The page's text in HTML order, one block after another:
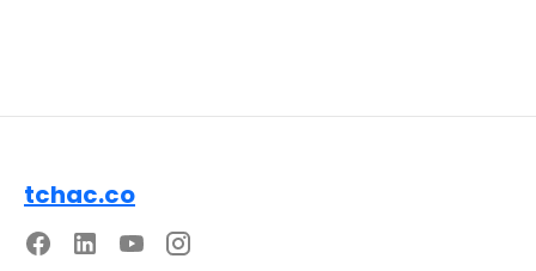
tchac.co